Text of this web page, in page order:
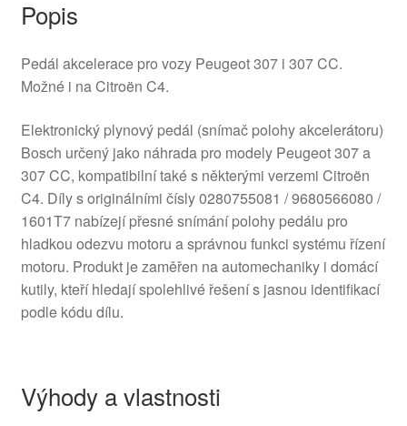
Popis
Pedál akcelerace pro vozy Peugeot 307 i 307 CC.
Možné i na Citroën C4.
Elektronický plynový pedál (snímač polohy akcelerátoru)
Bosch určený jako náhrada pro modely Peugeot 307 a
307 CC, kompatibilní také s některými verzemi Citroën
C4. Díly s originálními čísly 0280755081 / 9680566080 /
1601T7 nabízejí přesné snímání polohy pedálu pro
hladkou odezvu motoru a správnou funkci systému řízení
motoru. Produkt je zaměřen na automechaniky i domácí
kutily, kteří hledají spolehlivé řešení s jasnou identifikací
podle kódu dílu.
Výhody a vlastnosti